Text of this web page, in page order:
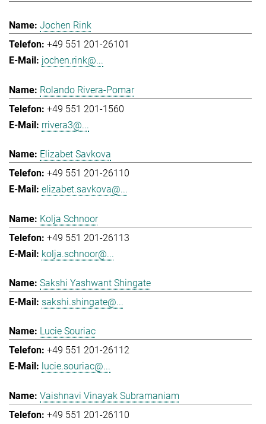
Jochen Rink
+49 551 201-26101
jochen.rink@...
Rolando Rivera-Pomar
+49 551 201-1560
rrivera3@...
Elizabet Savkova
+49 551 201-26110
elizabet.savkova@...
Kolja Schnoor
+49 551 201-26113
kolja.schnoor@...
Sakshi Yashwant Shingate
sakshi.shingate@...
Lucie Souriac
+49 551 201-26112
lucie.souriac@...
Vaishnavi Vinayak Subramaniam
+49 551 201-26110